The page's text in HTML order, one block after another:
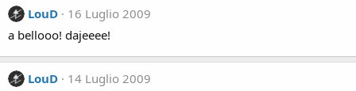
LouD
16 Luglio 2009
a bellooo! dajeeee!
LouD
14 Luglio 2009